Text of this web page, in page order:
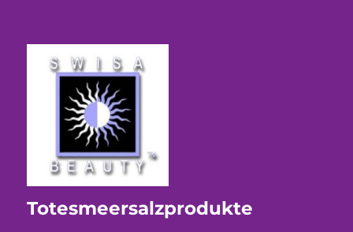
Totesmeersalzprodukte